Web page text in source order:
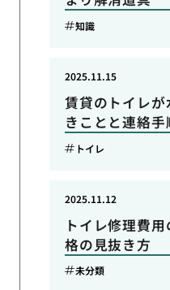
知識
賃貸のトイレ
きことと連絡手
2025.11.15
トイレ
トイレ修理費
格の見抜き方
2025.11.12
未分類